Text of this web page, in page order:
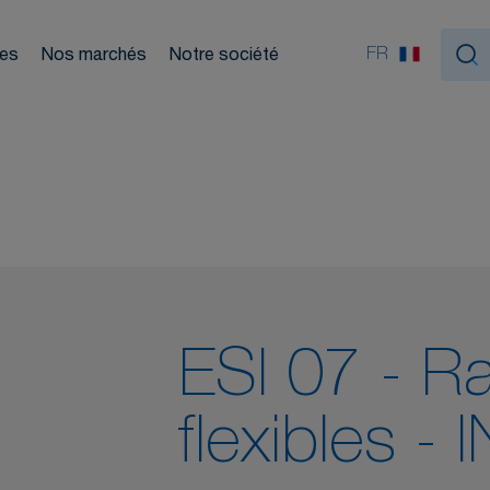
Nos marchés Notre société FR
ESI 07 -
flexibles -